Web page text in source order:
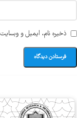
ذخیره نام، ایمیل و